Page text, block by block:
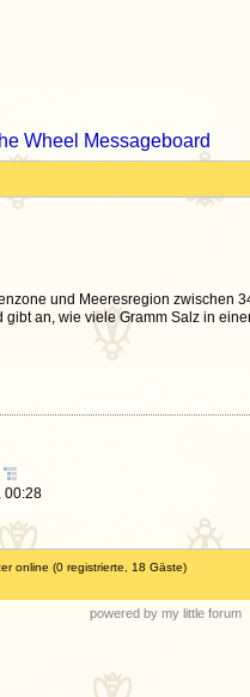
Wheel Messageboard
und Meeresregion zwischen
gibt an, wie viele Gramm Salz in
00:28
online (0 registrierte, 18 Gäste)
powered by my little forum